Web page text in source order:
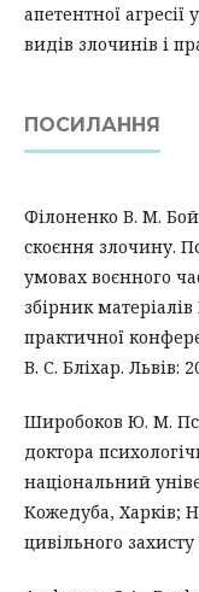
апетентної
видів злочинів і
ПОСИЛАННЯ
Філоненко В. М.
скоєння злочину.
умовах воєнного
збірник матеріалів
практичної
В. С. Бліхар. Львів:
Широбоков Ю. М.
доктора
національний
Кожедуба, Харків;
цивільного